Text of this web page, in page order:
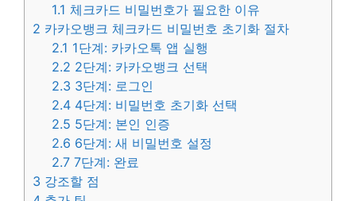
1.1 체크카드 비밀번호가 필요한 이유
2 카카오뱅크 체크카드 비밀번호 초기화 절차
2.1 1단계: 카카오톡 앱 실행
2.2 2단계: 카카오뱅크 선택
2.3 3단계: 로그인
2.4 4단계: 비밀번호 초기화 선택
2.5 5단계: 본인 인증
2.6 6단계: 새 비밀번호 설정
2.7 7단계: 완료
3 강조할 점